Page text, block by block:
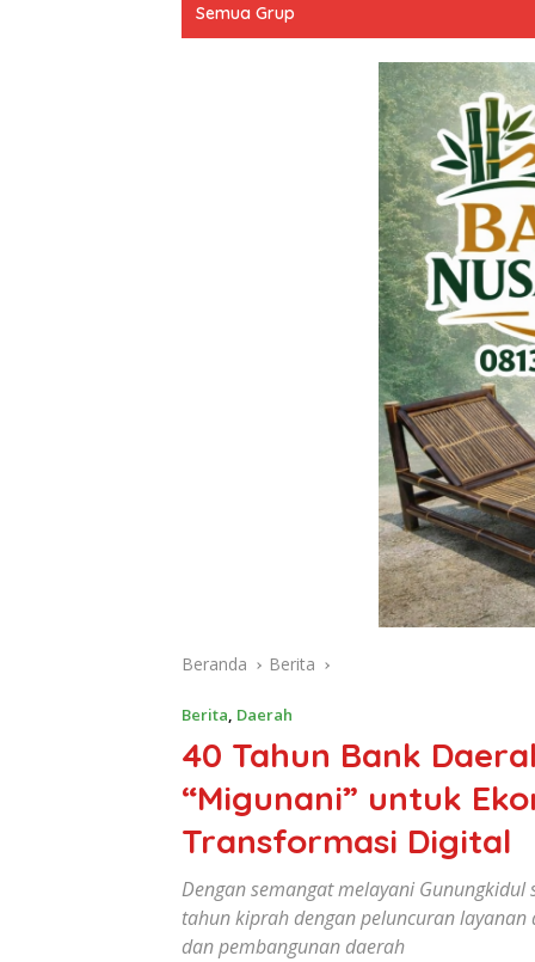
Semua Grup
Beranda Berita
Berita, Daerah
40 Tahun Bank
“Migunani” untuk
Transformasi Digital
Dengan semangat melayani
tahun kiprah dengan peluncuran
dan pembangunan daerah